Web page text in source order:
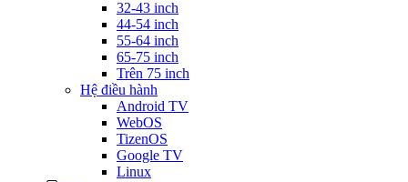
32-43 inch
44-54 inch
55-64 inch
65-75 inch
Trên 75 inch
Hệ điều hành
Android TV
WebOS
TizenOS
Google TV
Linux